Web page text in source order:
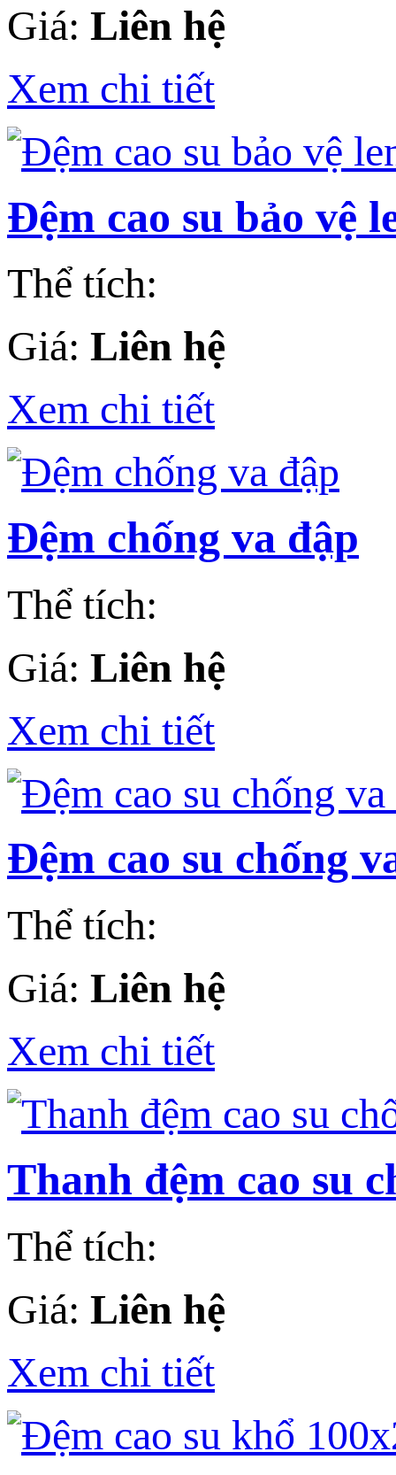
Giá: Liên hệ
Xem chi tiết
Đệm cao su bảo vệ
Thể tích:
Giá: Liên hệ
Xem chi tiết
Đệm chống va đập
Thể tích:
Giá: Liên hệ
Xem chi tiết
Đệm cao su chống
Thể tích:
Giá: Liên hệ
Xem chi tiết
Thanh đệm cao su
Thể tích:
Giá: Liên hệ
Xem chi tiết